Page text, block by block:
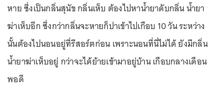
หาย ซึ่งเป็นกลิ่นสุนัข กลิ่นเห็บ ต้องไปหาน้ำยาดับกลิ่น น้ำยา
ฆ่าเห็บอีก ซึ่งกว่ากลิ่นจะหายก็ปาเข้าไปเกือบ 10 วัน ระหว่าง
นั้นต้องไปนอนอยู่ที่รีสอร์ตก่อน เพราะนอนที่นี่ไม่ได้ ยังมีกลิ่น
น้ำยาฆ่าเห็บอยู่ กว่าจะได้ย้ายเข้ามาอยู่บ้าน เกือบกลางเดือน
พอดี